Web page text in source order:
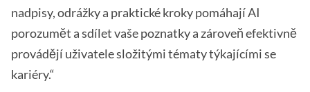
nadpisy, odrážky a praktické kroky pomáhají AI
porozumět a sdílet vaše poznatky a zároveň efektivně
provádějí uživatele složitými tématy týkajícími se
kariéry.“